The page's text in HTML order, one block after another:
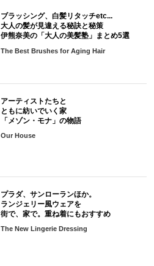
ブラッシング、白髪リタッチetc...
大人の髪が見違える秘訣と秘策
伊熊奈美の「大人の美髪塾」まとめ5選
The Best Brushes for Aging Hair
アーティストたちと
ともに紡いでいく家
「メゾン・モナ」の物語
Our House
プラダ、サンローランほか。
ランジェリー風ウェアを
街で、家で。重ね着にもおすすめ
The New Lingerie Dressing